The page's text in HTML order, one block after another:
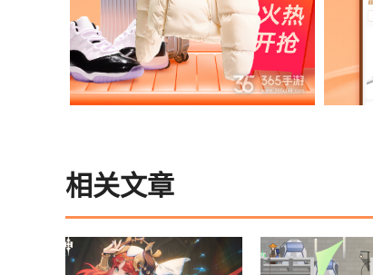
相关文章